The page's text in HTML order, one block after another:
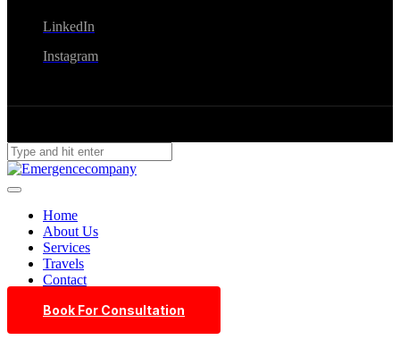
LinkedIn
Instagram
Home
About Us
Services
Travels
Contact
Book For Consultation